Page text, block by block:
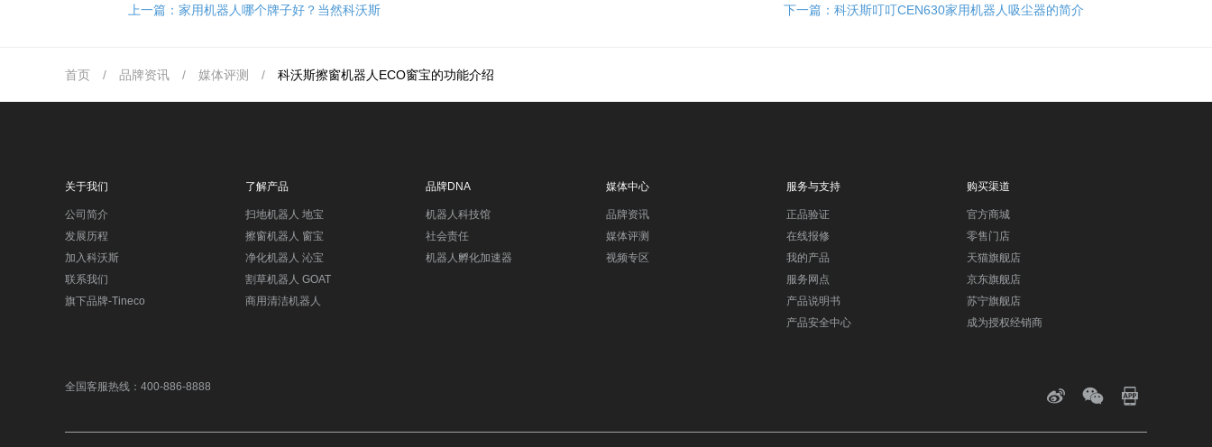
上一篇： 家用机器人哪个牌子好？当然科沃斯 下一篇： 科沃斯叮叮CEN630家用机器人吸尘器的简介
首页 / 品牌资讯 / 媒体评测 / 科沃斯擦窗机器人ECO窗宝的功能介绍
关于我们
公司简介
发展历程
加入科沃斯
联系我们
旗下品牌-Tineco
了解产品
扫地机器人 地宝
擦窗机器人 窗宝
净化机器人 沁宝
割草机器人 GOAT
商用清洁机器人
品牌DNA
机器人科技馆
社会责任
机器人孵化加速器
媒体中心
品牌资讯
媒体评测
视频专区
服务与支持
正品验证
在线报修
我的产品
服务网点
产品说明书
产品安全中心
购买渠道
官方商城
零售门店
天猫旗舰店
京东旗舰店
苏宁旗舰店
成为授权经销商
全国客服热线：400-886-8888